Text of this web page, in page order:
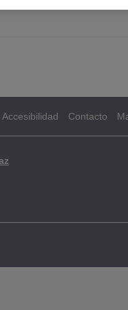
Accesibilidad Contacto